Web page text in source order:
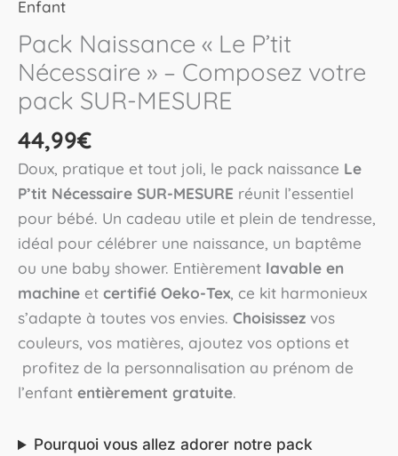
Enfant
Pack Naissance « Le P’tit
Nécessaire » – Composez votre
pack SUR-MESURE
44,99€
Doux, pratique et tout joli, le pack naissance Le
P’tit Nécessaire SUR-MESURE réunit l’essentiel
pour bébé. Un cadeau utile et plein de tendresse,
idéal pour célébrer une naissance, un baptême
ou une baby shower. Entièrement lavable en
machine et certifié Oeko-Tex, ce kit harmonieux
s’adapte à toutes vos envies. Choisissez vos
couleurs, vos matières, ajoutez vos options et
profitez de la personnalisation au prénom de
l’enfant entièrement gratuite.
Pourquoi vous allez adorer notre pack